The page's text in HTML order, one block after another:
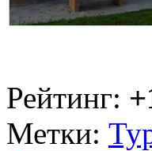
Рейтинг:
Метки: